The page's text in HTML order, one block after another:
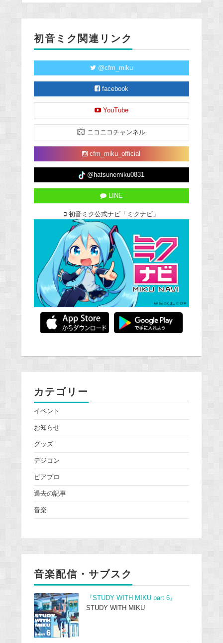
初音ミク関連リンク
@cfm_miku
facebook
YouTube
ニコニコチャンネル
cfm_miku_official
@hatsunemiku0831
LINE
初音ミク公式ナビ「ミクナビ」
カテゴリー
イベント
お知らせ
グッズ
デジコン
ピアプロ
過去の記事
音楽
音楽配信・サブスク
『STUDY WITH MIKU part 6』
STUDY WITH MIKU